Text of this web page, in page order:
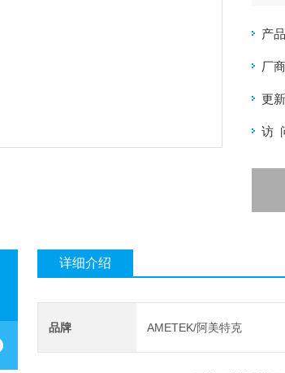
产
厂
更
访
详细介绍
品牌 AMETEK/阿美特克